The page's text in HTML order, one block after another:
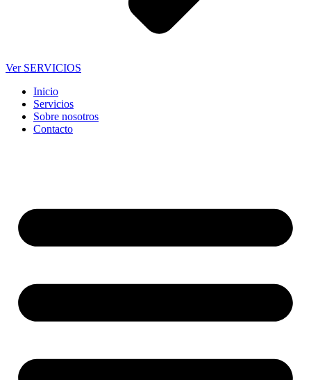
Ver SERVICIOS
Inicio
Servicios
Sobre nosotros
Contacto